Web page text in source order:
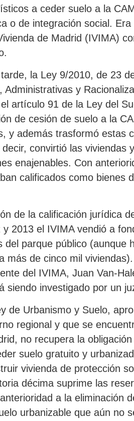
a ceder suelo a la
o de integración social.
de Madrid (IVIMA)
la Ley 9/2010, de 23
Administrativas y
artículo 91 de la Ley del
de cesión de suelo a la
y además trasformó estas
convirtió las viviendas
enajenables. Con
calificados como bienes
de la calificación jurídica
2013 el IVIMA vendió a
del parque público (aunque
más de cinco mil
del IVIMA, Juan Van-
siendo investigado por un
de Urbanismo y Suelo,
regional y que se
no recupera la
suelo gratuito y
vivienda de protección
décima suprime las
a la eliminación
urbanizable que aún no